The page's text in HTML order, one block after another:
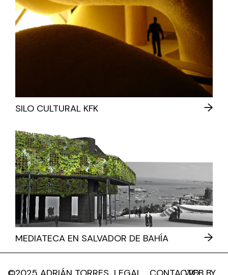
SILO CULTURAL KFK
MEDIATECA EN SALVADOR DE BAHÍA